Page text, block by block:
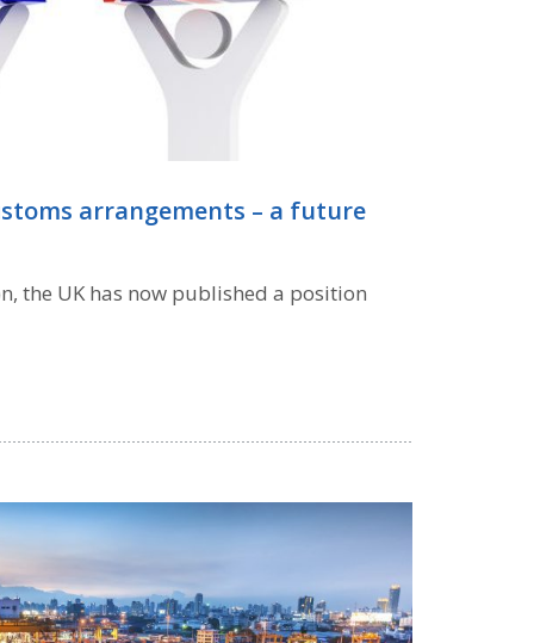
arrangements – a future
the UK has now published a position